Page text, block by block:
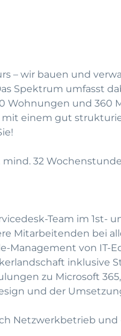
– wir bauen und
Spektrum umfasst
Wohnungen und 360
einem gut
32
Team im 1st-
Mitarbeitenden bei
Management von IT-
inklusive
zu Microsoft
und der
Netzwerkbetrieb und